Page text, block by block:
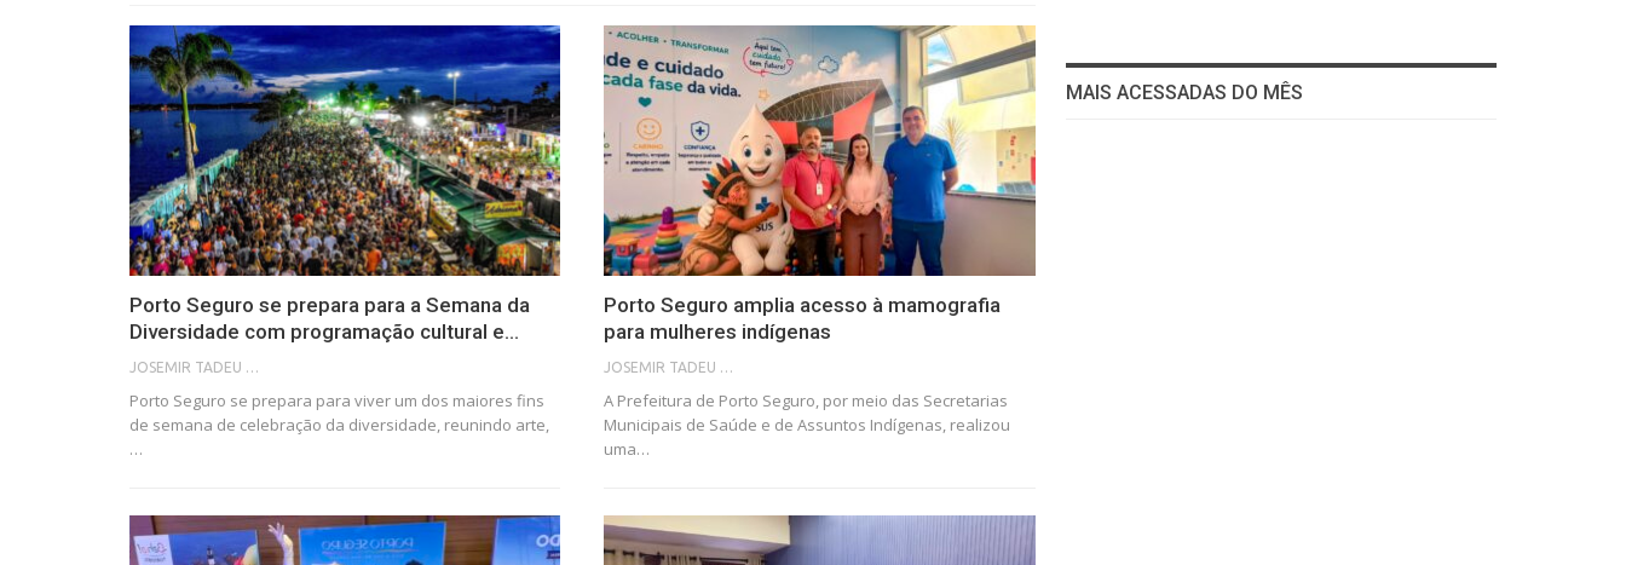
Porto Seguro se prepara para a Semana da
Diversidade com programação cultural e…
JOSEMIR TADEU FONSECA
Porto Seguro se prepara para viver um dos maiores fins
de semana de celebração da diversidade, reunindo arte,
…
Porto Seguro amplia acesso à mamografia
para mulheres indígenas
JOSEMIR TADEU FONSECA
A Prefeitura de Porto Seguro, por meio das Secretarias
Municipais de Saúde e de Assuntos Indígenas, realizou
uma…
MAIS ACESSADAS DO MÊS